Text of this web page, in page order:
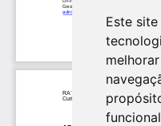
Este